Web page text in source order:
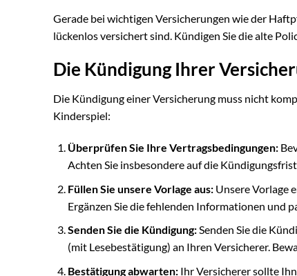
Gerade bei wichtigen Versicherungen wie der
lückenlos versichert sind. Kündigen Sie die alte
Die Kündigung Ihrer
Die Kündigung einer Versicherung muss nicht
Kinderspiel:
Überprüfen Sie Ihre Vertragsbedingungen:
Achten Sie insbesondere auf die
Füllen Sie unsere Vorlage aus:Unsere Vorlage
Ergänzen Sie die fehlenden Informationen und
Senden Sie die Kündigung:Senden Sie die
(mit Lesebestätigung) an Ihren Versicherer.
Bestätigung abwarten:Ihr Versicherer sollte